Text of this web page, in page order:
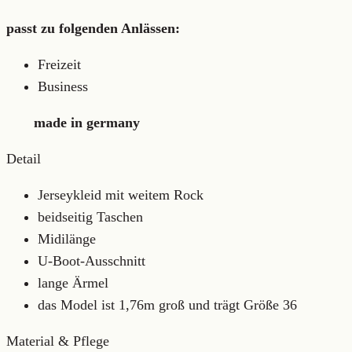
passt zu folgenden Anlässen:
Freizeit
Business
made in germany
Detail
Jerseykleid mit weitem Rock
beidseitig Taschen
Midilänge
U-Boot-Ausschnitt
lange Ärmel
das Model ist 1,76m groß und trägt Größe 36
Material & Pflege